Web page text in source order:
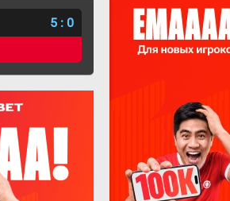
5 : 0